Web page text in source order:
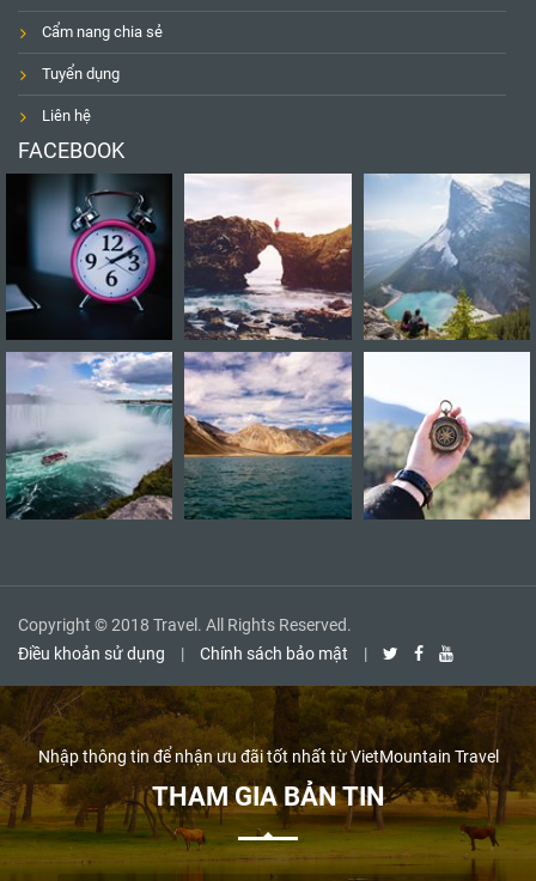
Cẩm nang chia sẻ
Tuyển dụng
Liên hệ
FACEBOOK
Copyright © 2018 Travel. All Rights Reserved.
Điều khoản sử dụng
| Chính sách bảo mật |
Nhập thông tin để nhận ưu đãi tốt nhất từ VietMountain Travel
THAM GIA BẢN TIN